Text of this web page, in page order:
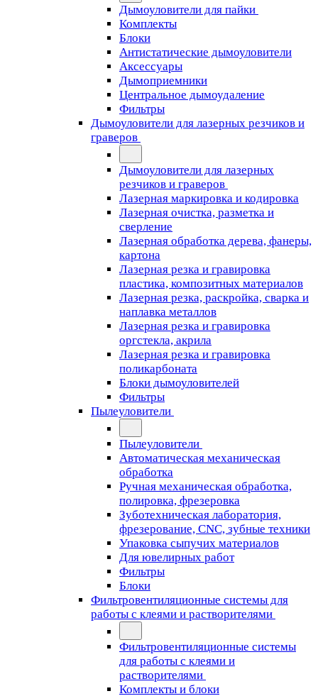
Дымоуловители для пайки
Комплекты
Блоки
Антистатические дымоуловители
Аксессуары
Дымоприемники
Центральное дымоудаление
Фильтры
Дымоуловители для лазерных резчиков и
граверов
Дымоуловители для лазерных
резчиков и граверов
Лазерная маркировка и кодировка
Лазерная очистка, разметка и
сверление
Лазерная обработка дерева, фанеры,
картона
Лазерная резка и гравировка
пластика, композитных материалов
Лазерная резка, раскройка, сварка и
наплавка металлов
Лазерная резка и гравировка
оргстекла, акрила
Лазерная резка и гравировка
поликарбоната
Блоки дымоуловителей
Фильтры
Пылеуловители
Пылеуловители
Автоматическая механическая
обработка
Ручная механическая обработка,
полировка, фрезеровка
Зуботехническая лаборатория,
фрезерование, CNC, зубные техники
Упаковка сыпучих материалов
Для ювелирных работ
Фильтры
Блоки
Фильтровентиляционные системы для
работы с клеями и растворителями
Фильтровентиляционные системы
для работы с клеями и
растворителями
Комплекты и блоки